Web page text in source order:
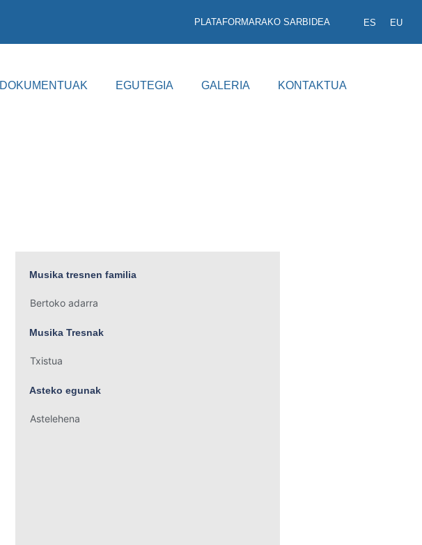
PLATAFORMARAKO SARBIDEA ES EU
DOKUMENTUAK EGUTEGIA GALERIA KONTAKTUA
Musika tresnen familia
Bertoko adarra
Musika Tresnak
Txistua
Asteko egunak
Astelehena